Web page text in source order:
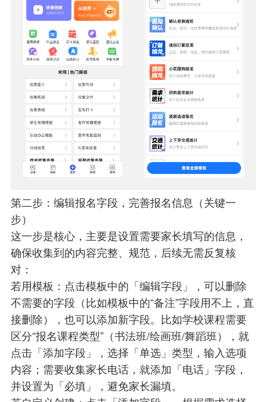
第二步：编辑报名字段，完善报名信息（关键一
步）
这一步是核心，主要是设置需要家长填写的信息，
确保收集到的内容完整、规范，后续无需反复核
对：
若用模板：点击模板中的「编辑字段」，可以删除
不需要的字段（比如模板中的“备注”字段用不上，直
接删除），也可以添加新字段。比如学校课程需要
区分“报名课程类型”（书法班/绘画班/舞蹈班），就
点击「添加字段」，选择「单选」类型，输入选项
内容；需要收集家长电话，就添加「电话」字段，
并设置为「必填」，避免家长漏填。